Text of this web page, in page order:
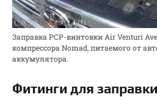
Заправка PCP-винтовки Air Venturi
компрессора Nomad, питаемого от
аккумулятора.
Фитинги для заправки